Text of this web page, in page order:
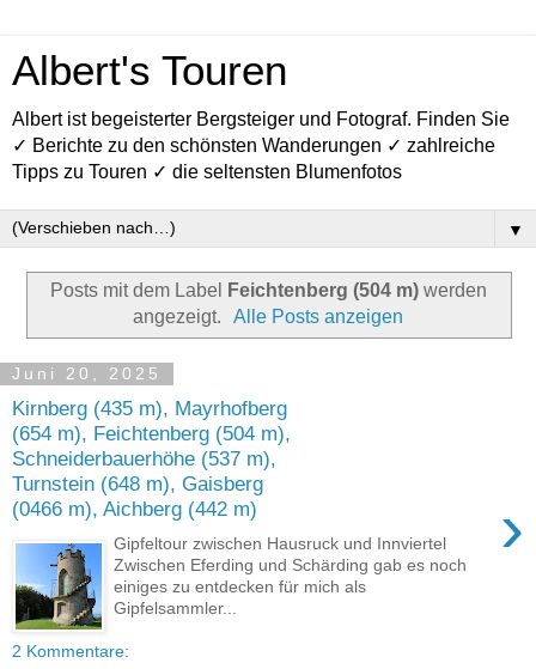
Albert's Touren
Albert ist begeisterter Bergsteiger und Fotograf. Finden Sie
✓ Berichte zu den schönsten Wanderungen ✓ zahlreiche
Tipps zu Touren ✓ die seltensten Blumenfotos
▼
Posts mit dem Label Feichtenberg (504 m)werden
angezeigt.
Alle Posts anzeigen
Juni 20, 2025
Kirnberg (435 m), Mayrhofberg
(654 m), Feichtenberg (504 m),
Schneiderbauerhöhe (537 m),
Turnstein (648 m), Gaisberg
(0466 m), Aichberg (442 m)
›
Gipfeltour zwischen Hausruck und Innviertel
Zwischen Eferding und Schärding gab es noch
einiges zu entdecken für mich als
Gipfelsammler...
2 Kommentare: